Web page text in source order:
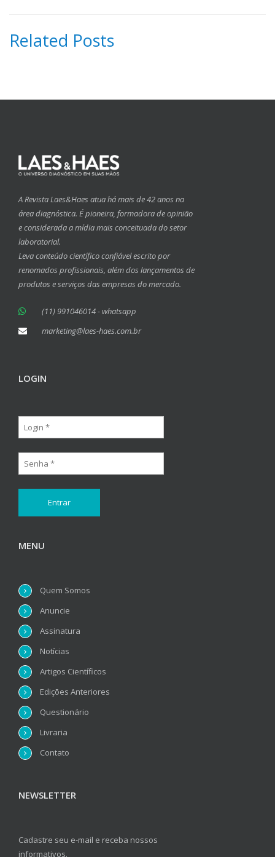
Related Posts
A Revista Laes&Haes atua há mais de 42 anos na
área diagnóstica. É pioneira, formadora de opinião
e considerada a mídia mais conceituada do setor
laboratorial.
Leva conteúdo científico confiável escrito por
renomados profissionais, além dos lançamentos de
produtos e serviços das empresas do mercado.
(11) 991046014 - whatsapp
marketing@laes-haes.com.br
LOGIN
MENU
Quem Somos
Anuncie
Assinatura
Notícias
Artigos Científicos
Edições Anteriores
Questionário
Livraria
Contato
NEWSLETTER
Cadastre seu e-mail e receba nossos
informativos.